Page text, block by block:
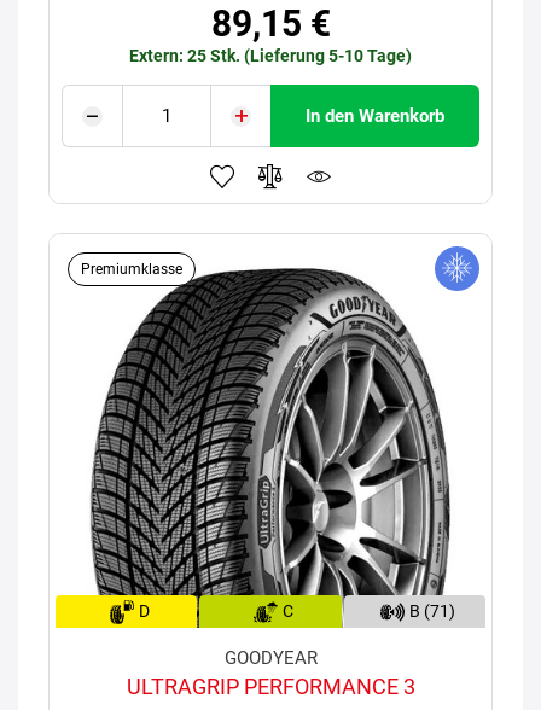
89,15 €
Extern: 25 Stk. (Lieferung 5-10 Tage)
In den Warenkorb
Premiumklasse
D C B (71)
GOODYEAR
ULTRAGRIP PERFORMANCE 3